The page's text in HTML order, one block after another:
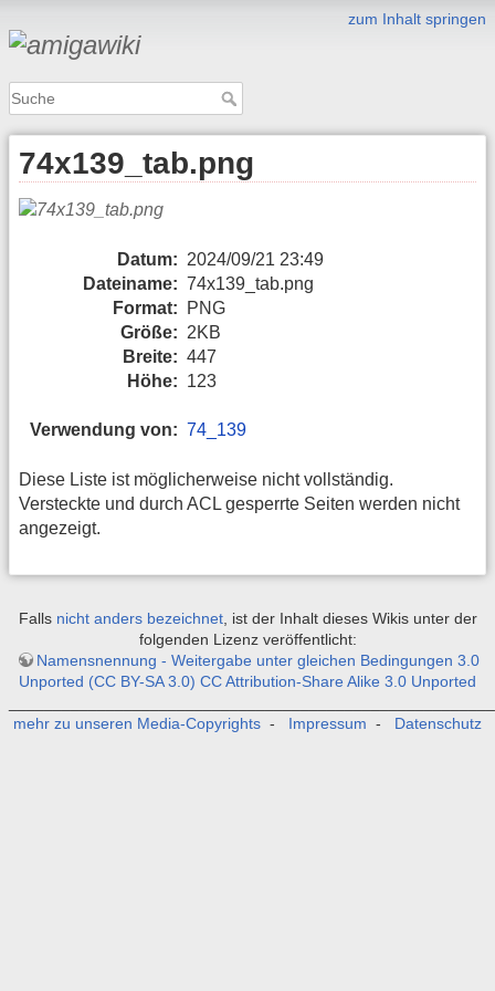
zum Inhalt springen
74x139_tab.png
Datum: 2024/09/21 23:49
Dateiname: 74x139_tab.png
Format:
PNG
Größe: 2KB
Breite: 447
Höhe: 123
Verwendung von: 74_139
Diese Liste ist möglicherweise nicht vollständig.
Versteckte und durch ACL gesperrte Seiten werden nicht
angezeigt.
Falls nicht anders bezeichnet, ist der Inhalt dieses Wikis unter der
folgenden Lizenz veröffentlicht:
Namensnennung - Weitergabe unter gleichen Bedingungen 3.0
Unported (CC BY-SA 3.0) CC Attribution-Share Alike 3.0 Unported
mehr zu unseren Media-Copyrights - Impressum - Datenschutz